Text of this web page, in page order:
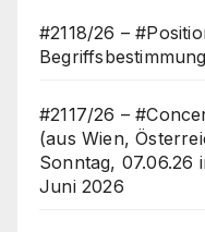
#2118/26 –
#2117/26 –
(aus Wien,
Sonntag, 07.06.26
Juni 2026